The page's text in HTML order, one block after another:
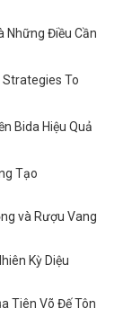
Những Điều Cần
Strategies To
Bida Hiệu Quả
Tạo
và Rượu Vang
Kỳ Diệu
Tiên Võ Đế Tôn